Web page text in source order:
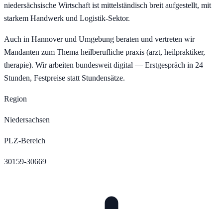
niedersächsische Wirtschaft ist mittelständisch breit aufgestellt, mit
starkem Handwerk und Logistik-Sektor.
Auch in Hannover und Umgebung beraten und vertreten wir
Mandanten zum Thema heilberufliche praxis (arzt, heilpraktiker,
therapie). Wir arbeiten bundesweit digital — Erstgespräch in 24
Stunden, Festpreise statt Stundensätze.
Region
Niedersachsen
PLZ-Bereich
30159-30669